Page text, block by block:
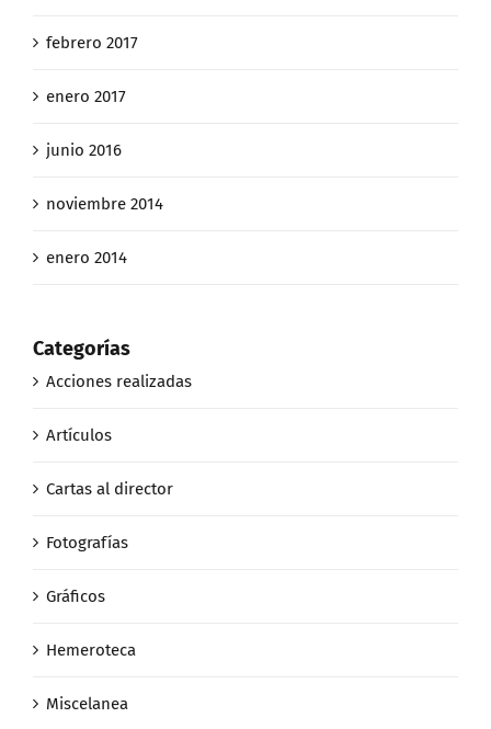
febrero 2017
enero 2017
junio 2016
noviembre 2014
enero 2014
Categorías
Acciones realizadas
Artículos
Cartas al director
Fotografías
Gráficos
Hemeroteca
Miscelanea